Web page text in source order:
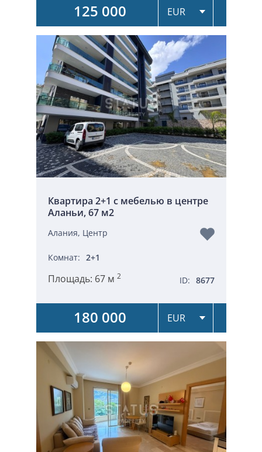
125 000
Квартира 2+1 с мебелью в центре
Аланьи, 67 м2
Алания, Центр
Комнат: 2+1
Площадь: 67 м 2 ID: 8677
180 000